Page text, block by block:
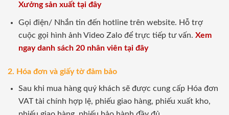
Xưởng sản xuất tại đây
Gọi điện/ Nhắn tin đến hotline trên website. Hỗ trợ
cuộc gọi hình ảnh Video Zalo để trực tiếp tư vấn. Xem
ngay danh sách 20 nhân viên tại đây
2. Hóa đơn và giấy tờ đảm bảo
Sau khi mua hàng quý khách sẽ được cung cấp Hóa đơn
VAT tài chính hợp lệ, phiếu giao hàng, phiếu xuất kho,